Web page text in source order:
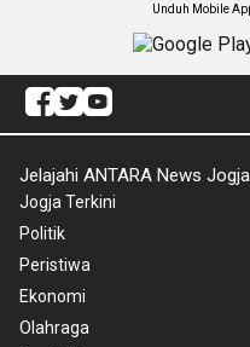
Unduh Mobile
Jelajahi ANTARA News Jogja
Jogja Terkini
Politik
Peristiwa
Ekonomi
Olahraga